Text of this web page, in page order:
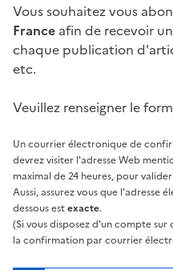
Vous souhaitez vous
France afin de recevoir
chaque publication
etc.
Veuillez renseigner le
Un courrier électronique de
devrez visiter l'adresse Web
maximal de 24 heures, pour
Aussi, assurez vous que l'adresse
dessous estexacte.
(Si vous disposez d'un compte
la confirmation par courrier